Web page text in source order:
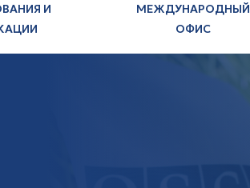
И
МЕЖДУНАРОДНЫЙ
ОФИС